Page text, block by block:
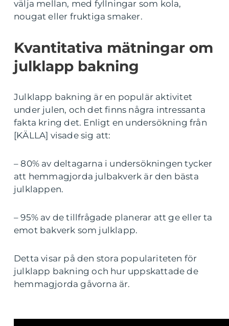
välja mellan, med fyllningar som kola,
nougat eller fruktiga smaker.
Kvantitativa mätningar om
julklapp bakning
Julklapp bakning är en populär aktivitet
under julen, och det finns några intressanta
fakta kring det. Enligt en undersökning från
[KÄLLA] visade sig att:
– 80% av deltagarna i undersökningen tycker
att hemmagjorda julbakverk är den bästa
julklappen.
– 95% av de tillfrågade planerar att ge eller ta
emot bakverk som julklapp.
Detta visar på den stora populariteten för
julklapp bakning och hur uppskattade de
hemmagjorda gåvorna är.